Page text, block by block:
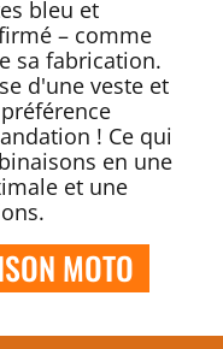
bleu et
– comme
sa fabrication.
d'une veste et
! Ce qui
en une
et une
MOTO